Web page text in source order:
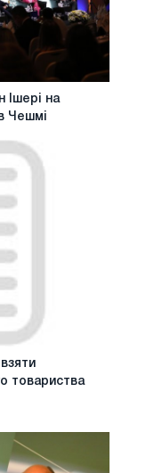
Ішері на
Чешмі
товариства